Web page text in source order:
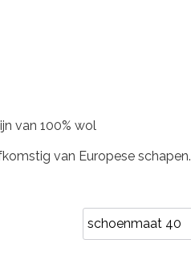
van 100% wol
van Europese schapen.